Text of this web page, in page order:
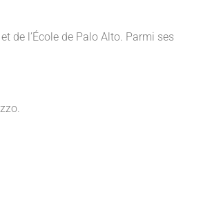
de l’École de Palo Alto. Parmi ses